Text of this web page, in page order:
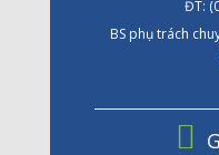
ĐT:
BS phụ trách